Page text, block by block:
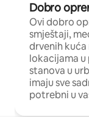
Dobro
Ovi dobro
smještaji,
drvenih kuća
lokacijama u
stanova u
imaju sve
potrebni u